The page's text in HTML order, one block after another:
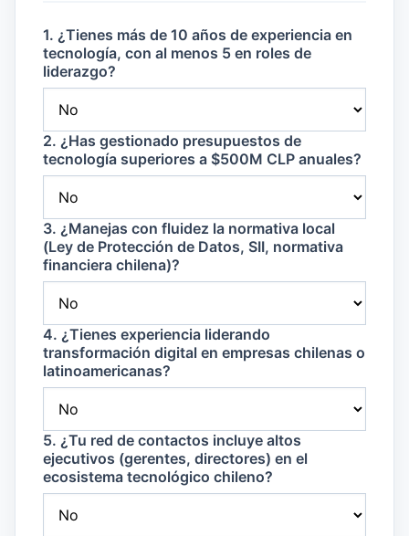
1. ¿Tienes más de 10 años de experiencia en
tecnología, con al menos 5 en roles de
liderazgo?
2. ¿Has gestionado presupuestos de
tecnología superiores a $500M CLP anuales?
3. ¿Manejas con fluidez la normativa local
(Ley de Protección de Datos, SII, normativa
financiera chilena)?
4. ¿Tienes experiencia liderando
transformación digital en empresas chilenas o
latinoamericanas?
5. ¿Tu red de contactos incluye altos
ejecutivos (gerentes, directores) en el
ecosistema tecnológico chileno?